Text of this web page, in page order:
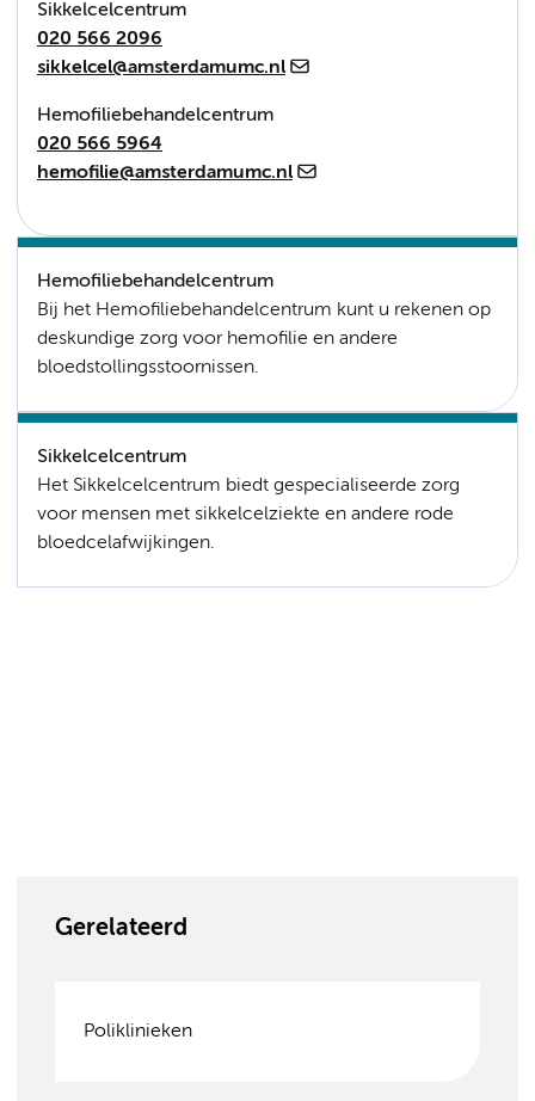
Sikkelcelcentrum
020 566 2096
sikkelcel@amsterdamumc.nl
Hemofiliebehandelcentrum
020 566 5964
hemofilie@amsterdamumc.nl
Hemofiliebehandelcentrum
Bij het Hemofiliebehandelcentrum kunt u rekenen op
deskundige zorg voor hemofilie en andere
bloedstollingsstoornissen.
Sikkelcelcentrum
Het Sikkelcelcentrum biedt gespecialiseerde zorg
voor mensen met sikkelcelziekte en andere rode
bloedcelafwijkingen.
Gerelateerd
Poliklinieken